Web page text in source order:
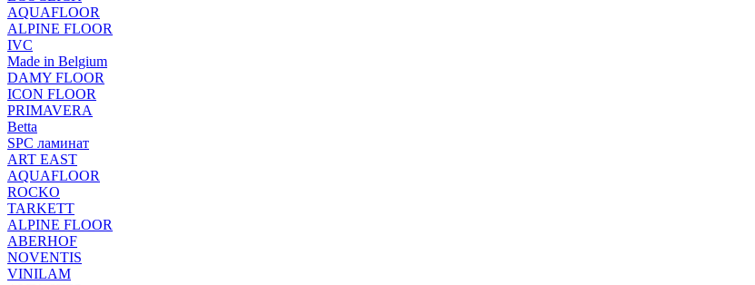
AQUAFLOOR
ALPINE FLOOR
IVC
Made in Belgium
DAMY FLOOR
ICON FLOOR
PRIMAVERA
Betta
SPC ламинат
ART EAST
AQUAFLOOR
ROCKO
TARKETT
ALPINE FLOOR
ABERHOF
NOVENTIS
VINILAM